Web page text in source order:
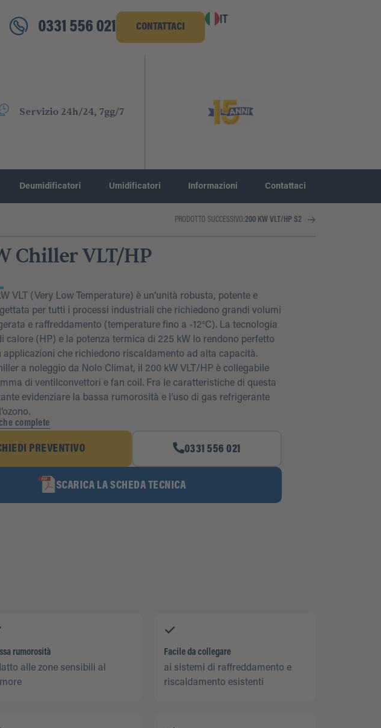
0331 556 021 CONTATTACI
IT
Servizio 24h/24, 7gg/7
Deumidificatori Umidificatori Informazioni Contattaci
PRODOTTO SUCCESSIVO:200 KW VLT/HP S2
Chiller VLT/HP
VLT (Very Low Temperature) è un’unità robusta, potente e
per tutti i processi industriali che richiedono grandi volumi
e raffreddamento (temperature fino a -12°C). La tecnologia
calore (HP) e la potenza termica di 225 kW lo rendono perfetto
applicazioni che richiedono riscaldamento ad alta capacità.
a noleggio da Nolo Climat, il 200 kW VLT/HP è collegabile
di ventilconvettori e fan coil. Fra le caratteristiche di questa
evidenziare la bassa rumorosità e l’uso di gas refrigerante
complete
PREVENTIVO 0331 556 021
SCARICA LA SCHEDA TECNICA
rumorosità
alle zone sensibili al
Facile da collegare
ai sistemi di raffreddamento e
riscaldamento esistenti